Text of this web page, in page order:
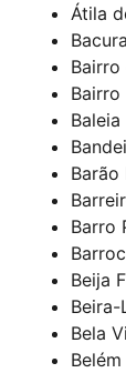
Átila
Bairro
Baleia
Barão
Barro
Beija
Beira-
Bela
Belém